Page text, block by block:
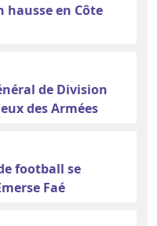
hausse en Côte
de Division
des Armées
football se
Faé